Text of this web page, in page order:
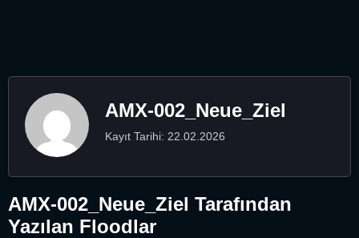
AMX-002_Neue_Ziel
Kayıt Tarihi: 22.02.2026
AMX-002_Neue_Ziel Tarafından
Yazılan Floodlar